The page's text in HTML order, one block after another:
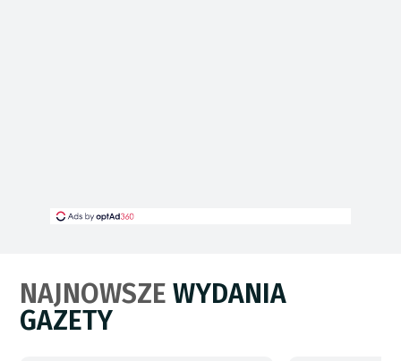
NAJNOWSZEWYDANIA
GAZETY